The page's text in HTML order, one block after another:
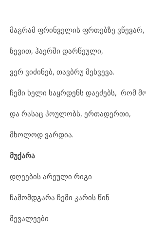
მაგრამ ფრინველის ფრთებზე ვწევარ,
ზევით, ჰაერში დარწეული,
ვერ ვიძინებ, თავბრუ მეხვევა.
ჩემი ხელი საყრდენს დაეძებს, რომ
და რასაც პოულობს, ერთადერთი,
მხოლოდ ვარდია.
მუქარა
დღეების არეული რიგი
ჩამომდგარა ჩემი კარის წინ
მევალეები